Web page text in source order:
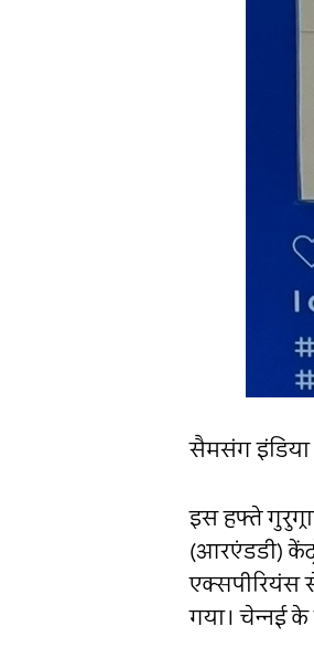
सैमसंग इंडिया
इस हफ्ते
(आरएंडडी)
एक्सपीरियंस
गया। चेन्नई के